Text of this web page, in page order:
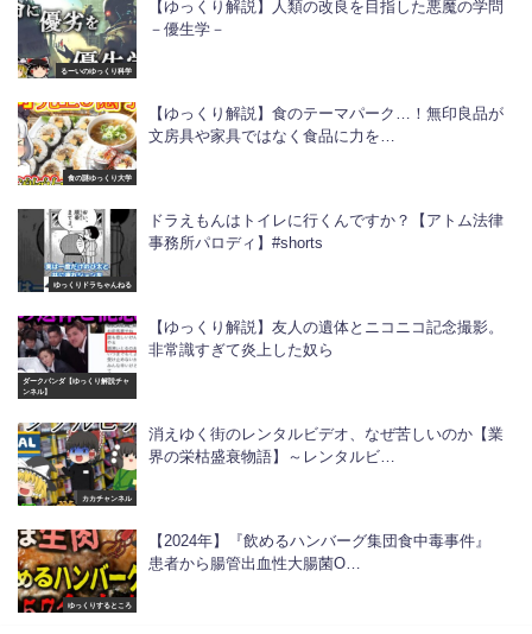
るーいのゆっくり科学
【ゆっくり解説】人類の改良を目指した悪魔の学問
－優生学－
食の謎ゆっくり大学
【ゆっくり解説】食のテーマパーク…！無印良品が
文房具や家具ではなく食品に力を…
ゆっくりドラちゃんねる
ドラえもんはトイレに行くんですか？【アトム法律
事務所パロディ】#shorts
ダークパンダ【ゆっくり解説チャ
ンネル】
【ゆっくり解説】友人の遺体とニコニコ記念撮影。
非常識すぎて炎上した奴ら
カカチャンネル
消えゆく街のレンタルビデオ、なぜ苦しいのか【業
界の栄枯盛衰物語】～レンタルビ…
ゆっくりするところ
【2024年】『飲めるハンバーグ集団食中毒事件』
患者から腸管出血性大腸菌O…